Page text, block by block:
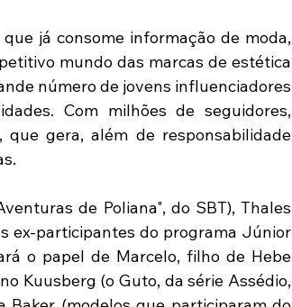
já consome informação de moda,
mundo das marcas de estética
número de jovens influenciadores
Com milhões de seguidores,
gera, além de responsabilidade
de Poliana", do SBT), Thales
ex-participantes do programa Júnior
o papel de Marcelo, filho de Hebe
Kuusberg (o Guto, da série Assédio,